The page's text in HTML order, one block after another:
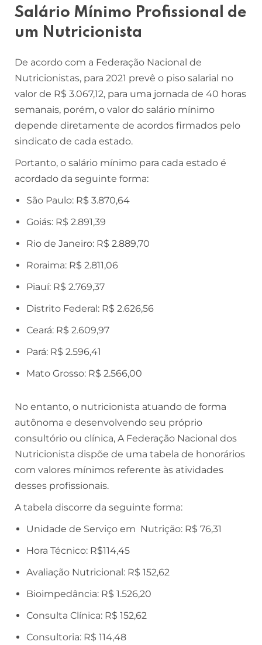
Salário Mínimo Profissional de
um Nutricionista
De acordo com a Federação Nacional de
Nutricionistas, para 2021 prevê o piso salarial no
valor de R$ 3.067,12, para uma jornada de 40 horas
semanais, porém, o valor do salário mínimo
depende diretamente de acordos firmados pelo
sindicato de cada estado.
Portanto, o salário mínimo para cada estado é
acordado da seguinte forma:
São Paulo: R$ 3.870,64
Goiás: R$ 2.891,39
Rio de Janeiro: R$ 2.889,70
Roraima: R$ 2.811,06
Piauí: R$ 2.769,37
Distrito Federal: R$ 2.626,56
Ceará: R$ 2.609,97
Pará: R$ 2.596,41
Mato Grosso: R$ 2.566,00
No entanto, o nutricionista atuando de forma
autônoma e desenvolvendo seu próprio
consultório ou clínica, A Federação Nacional dos
Nutricionista dispõe de uma tabela de honorários
com valores mínimos referente às atividades
desses profissionais.
A tabela discorre da seguinte forma:
Unidade de Serviço em Nutrição: R$ 76,31
Hora Técnico: R$114,45
Avaliação Nutricional: R$ 152,62
Bioimpedância: R$ 1.526,20
Consulta Clínica: R$ 152,62
Consultoria: R$ 114,48